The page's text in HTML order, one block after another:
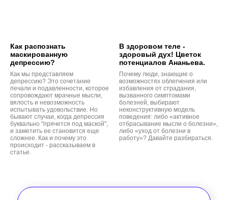
Как распознать
маскированную
депрессию?
Как мы представляем
депрессию? Это сочетание
печали и подавленности, которое
сопровождают мрачные мысли,
вялость и невозможность
испытывать удовольствие. Но
бывают случаи, когда депрессия
буквально "прячется под маской",
и заметить ее становится еще
сложнее. Как и почему это
происходит - рассказываем в
статье.
В здоровом теле -
здоровый дух! Цветок
потенциалов Ананьева.
Почему люди, знающие о
возможностях облегчения или
избавления от страдания,
вызванного симптомами
болезней, выбирают
неконструктивную модель
поведения: либо «активное
отбрасывание мысли о болезни»,
либо «уход от болезни в
работу»? Давайте разбираться.